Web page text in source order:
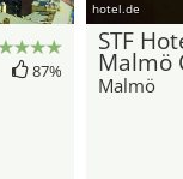
87%
hotel.de
STF
Malmö
Malmö